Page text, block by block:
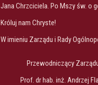
Jana Chrzciciela. Po Mszy św. o
Króluj nam Chryste!
W imieniu Zarządu i Rady
Przewodniczący
Prof. dr hab. inż. Andrzej